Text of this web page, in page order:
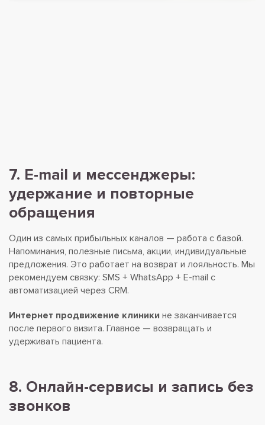
7. E-mail и мессенджеры:
удержание и повторные
обращения
Один из самых прибыльных каналов — работа с базой.
Напоминания, полезные письма, акции, индивидуальные
предложения. Это работает на возврат и лояльность. Мы
рекомендуем связку: SMS + WhatsApp + E-mail с
автоматизацией через CRM.
Интернет продвижение клиники не заканчивается
после первого визита. Главное — возвращать и
удерживать пациента.
8. Онлайн-сервисы и запись без
звонков